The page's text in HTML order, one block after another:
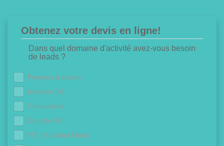
Obtenez votre devis en ligne!
Dans quel domaine d'activité avez-vous besoin
de leads ?
Pompes à chaleur
Isolation 1€
Chaudières
Douche 0€
ITE (Isolation Murs)